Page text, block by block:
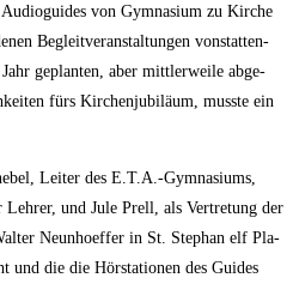
von Gym­na­si­um zu Kir­che
Begleit­ver­an­stal­tun­gen von­stat­ten­
geplan­ten, aber mitt­ler­wei­le abge­
fürs Kir­chen­ju­bi­lä­um, muss­te ein
Lei­ter des E.T.A.-Gymnasiums,
und Jule Prell, als Ver­tre­tung der
Neun­hoef­fer in St. Ste­phan elf Pla­
und die die Hör­sta­tio­nen des Gui­des